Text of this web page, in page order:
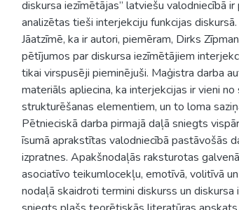
diskursa iezīmētājas” latviešu valodniecībā
analizētas tieši interjekciju funkcijas diskursā.
Jāatzīmē, ka ir autori, piemēram, Dirks
pētījumos par diskursa iezīmētājiem
tikai virspusēji pieminējuši. Maģistra darba
materiāls apliecina, ka interjekcijas ir vieni
strukturēšanas elementiem, un to loma
Pētnieciskā darba pirmajā daļā sniegts
īsumā aprakstītas valodniecībā pastāvošās
izpratnes. Apakšnodaļās raksturotas
asociatīvo teikumlocekļu, emotīvā, volitīvā
nodaļā skaidroti termini diskurss un